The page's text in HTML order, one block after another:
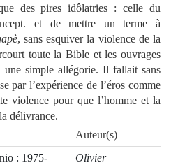
des pires idôlatries : celle du
et de mettre un terme à
, sans esquiver la violence de la
toute la Bible et les ouvrages
une simple allégorie. Il fallait sans
par l’expérience de l’éros comme
violence pour que l’homme et la
délivrance.
Auteur(s)
: 1975-
Olivier